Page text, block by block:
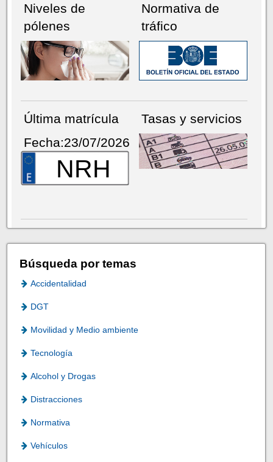
Niveles de
pólenes
Normativa de
tráfico
Última matrícula
Fecha:23/07/2026
NRH
Tasas y servicios
Búsqueda por temas
Accidentalidad
DGT
Movilidad y Medio ambiente
Tecnología
Alcohol y Drogas
Distracciones
Normativa
Vehículos